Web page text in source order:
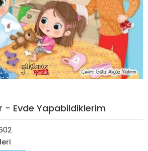
- Evde Yapabildiklerim